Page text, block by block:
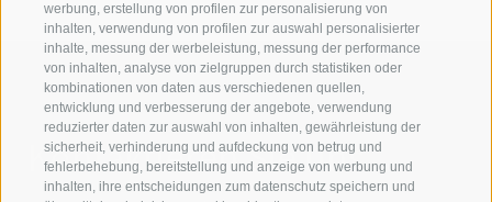
werbung, erstellung von profilen zur personalisierung von
inhalten, verwendung von profilen zur auswahl personalisierter
inhalte, messung der werbeleistung, messung der performance
von inhalten, analyse von zielgruppen durch statistiken oder
kombinationen von daten aus verschiedenen quellen,
entwicklung und verbesserung der angebote, verwendung
reduzierter daten zur auswahl von inhalten, gewährleistung der
sicherheit, verhinderung und aufdeckung von betrug und
fehlerbehebung, bereitstellung und anzeige von werbung und
inhalten, ihre entscheidungen zum datenschutz speichern und
Kontaktieren Sie uns